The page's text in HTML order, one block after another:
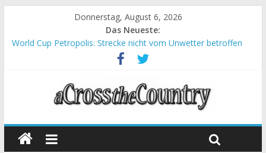
Donnerstag, August 6, 2026
Das Neueste:
World Cup Petropolis: Strecke nicht vom Unwetter betroffen
Krumbach und Obergessertshausen: Mountainbike-Bundesliga
Supercup Massi Banyoles: Siege für Carod und Richards
Halbzeit beim Andalucia Bike Race: Weltmeister Seewald führt
Chelva: Schweizer Doppelsieg beim ersten XCO-Rennen der